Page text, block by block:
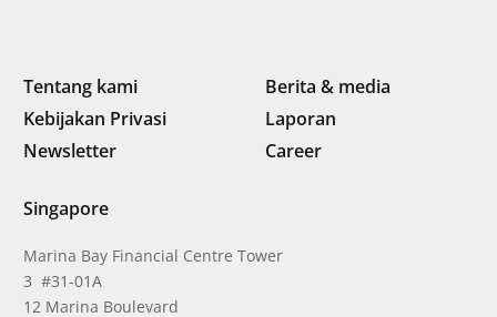
Tentang kami
Berita & media
Kebijakan Privasi
Laporan
Newsletter
Career
Singapore
Marina Bay Financial Centre Tower
3 #31-01A
12 Marina Boulevard